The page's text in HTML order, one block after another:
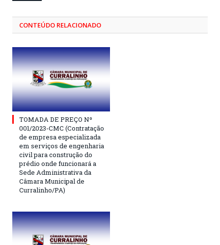
CONTEÚDO RELACIONADO
TOMADA DE PREÇO Nº
001/2023-CMC (Contratação
de empresa especializada
em serviços de engenharia
civil para construção do
prédio onde funcionará a
Sede Administrativa da
Câmara Municipal de
Curralinho/PA)